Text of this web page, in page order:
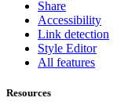
Share
Accessibility
Link detection
Style Editor
All features
Resources